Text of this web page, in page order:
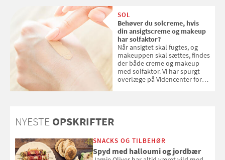
SOL
Behøver du solcreme, hvis
din ansigtscreme og makeup
har solfaktor?
Når ansigtet skal fugtes, og
makeuppen skal sættes, findes
der både creme og makeup
med solfaktor. Vi har spurgt
overlæge på Videncenter for
NYESTE OPSKRIFTER
SNACKS OG TILBEHØR
Spyd med halloumi og jordbær